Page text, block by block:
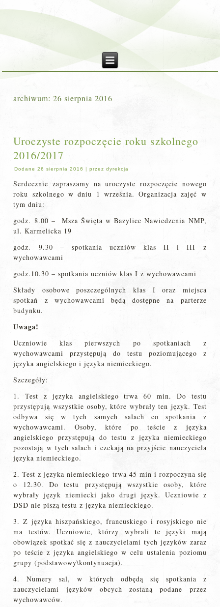
archiwum:26 sierpnia 2016
Uroczyste rozpoczęcie roku szkolnego
2016/2017
Dodane 26 sierpnia 2016 |przez dyrekcja
Serdecznie zapraszamy na uroczyste rozpoczęcie nowego
roku szkolnego w dniu 1 września. Organizacja zajęć w
tym dniu:
godz. 8.00 – Msza Święta w Bazylice Nawiedzenia NMP,
ul. Karmelicka 19
godz. 9.30 – spotkania uczniów klas II i III z
wychowawcami
godz.10.30 – spotkania uczniów klas I z wychowawcami
Składy osobowe poszczególnych klas I oraz miejsca
spotkań z wychowawcami będą dostępne na parterze
budynku.
Uwaga!
Uczniowie klas pierwszych po spotkaniach z
wychowawcami przystępują do testu poziomującego z
języka angielskiego i języka niemieckiego.
Szczegóły:
1. Test z języka angielskiego trwa 60 min. Do testu
przystępują wszystkie osoby, które wybrały ten język. Test
odbywa się w tych samych salach co spotkania z
wychowawcami. Osoby, które po teście z języka
angielskiego przystępują do testu z języka niemieckiego
pozostają w tych salach i czekają na przyjście nauczyciela
języka niemieckiego.
2. Test z języka niemieckiego trwa 45 min i rozpoczyna się
o 12.30. Do testu przystępują wszystkie osoby, które
wybrały język niemiecki jako drugi język. Uczniowie z
DSD nie piszą testu z języka niemieckiego.
3. Z języka hiszpańskiego, francuskiego i rosyjskiego nie
ma testów. Uczniowie, którzy wybrali te języki mają
obowiązek spotkać się z nauczycielami tych języków zaraz
po teście z języka angielskiego w celu ustalenia poziomu
grupy (podstawowy\kontynuacja).
4. Numery sal, w których odbędą się spotkania z
nauczycielami języków obcych zostaną podane przez
wychowawców.